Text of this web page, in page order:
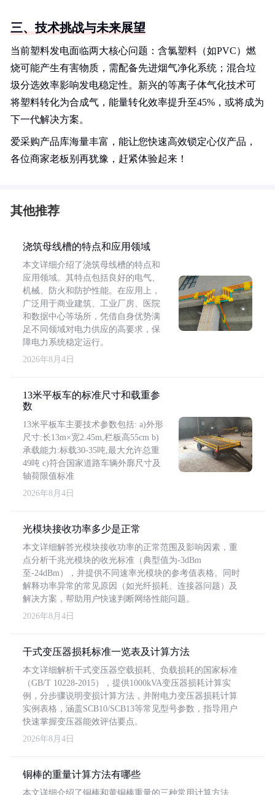
三、技术挑战与未来展望
当前塑料发电面临两大核心问题：含氯塑料（如PVC）燃
烧可能产生有害物质，需配备先进烟气净化系统；混合垃
圾分选效率影响发电稳定性。新兴的等离子体气化技术可
将塑料转化为合成气，能量转化效率提升至45%，或将成为
下一代解决方案。
爱采购产品库海量丰富，能让您快速高效锁定心仪产品，
各位商家老板别再犹豫，赶紧体验起来！
其他推荐
浇筑母线槽的特点和应用领域
本文详细介绍了浇筑母线槽的特点和
应用领域。其特点包括良好的电气、
机械、防火和防护性能。在应用上，
广泛用于商业建筑、工业厂房、医院
和数据中心等场所，凭借自身优势满
足不同领域对电力供应的高要求，保
障电力系统稳定运行。
2026年8月4日
13米平板车的标准尺寸和载重参
数
13米平板车主要技术参数包括: a)外形
尺寸:长13m×宽2.45m,栏板高55cm b)
承载能力:标载30-35吨,最大允许总重
49吨 c)符合国家道路车辆外廓尺寸及
轴荷限值标准
2026年8月4日
光模块接收功率多少是正常
本文详细解答光模块接收功率的正常范围及影响因素，重
点分析千兆光模块的收光标准（典型值为-3dBm
至-24dBm），并提供不同速率光模块的参考值表格。同时
解释功率异常的常见原因（如光纤损耗、连接器问题）及
解决方案，帮助用户快速判断网络性能问题。
2026年8月4日
干式变压器损耗标准一览表及计算方法
本文详细解析干式变压器空载损耗、负载损耗的国家标准
（GB/T 10228-2015），提供1000kVA变压器损耗计算实
例，分步骤说明变损计算方法，并附电力变压器损耗计算
实例表格，涵盖SCB10/SCB13等常见型号参数，指导用户
快速掌握变压器能效评估要点。
2026年8月4日
铜棒的重量计算方法有哪些
本文详细介绍了铜棒和黄铜棒重量的三种常用计算方法